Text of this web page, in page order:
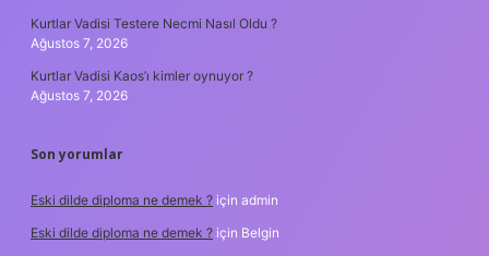
Kurtlar Vadisi Testere Necmi Nasıl Oldu ?
Ağustos 7, 2026
Kurtlar Vadisi Kaos’ı kimler oynuyor ?
Ağustos 7, 2026
Son yorumlar
Eski dilde diploma ne demek ? için admin
Eski dilde diploma ne demek ? için Belgin